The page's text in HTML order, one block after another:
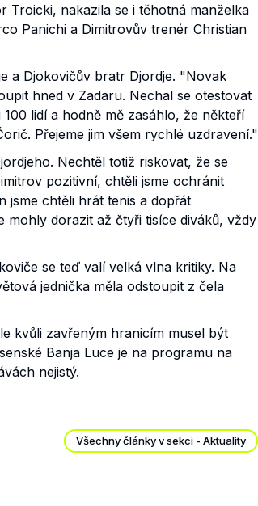
Troicki, nakazila se i těhotná manželka
Panichi a Dimitrovův trenér Christian
a Djokovičův bratr Djordje. "Novak
hned v Zadaru. Nechal se otestovat
lidí a hodně mě zasáhlo, že někteří
Přejeme jim všem rychlé uzdravení."
Nechtěl totiž riskovat, že se
pozitivní, chtěli jsme ochránit
jsme chtěli hrát tenis a dopřát
dorazit až čtyři tisíce diváků, vždy
se teď valí velká vlna kritiky. Na
jednička měla odstoupit z čela
kvůli zavřeným hranicím musel být
Banja Luce je na programu na
nejistý.
Všechny články v sekci - Aktuality